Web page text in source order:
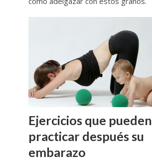
Ejercicios que pueden
practicar después su
embarazo